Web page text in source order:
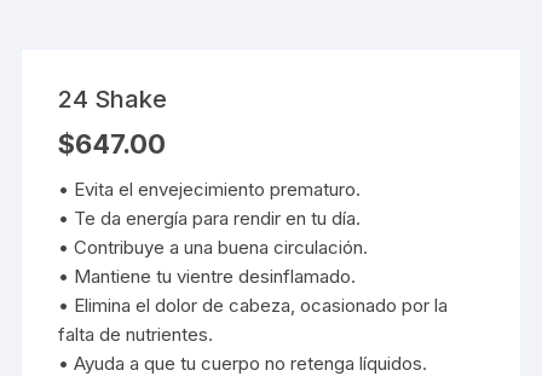
24 Shake
$647.00
• Evita el envejecimiento prematuro.
• Te da energía para rendir en tu día.
• Contribuye a una buena circulación.
• Mantiene tu vientre desinflamado.
• Elimina el dolor de cabeza, ocasionado por la
falta de nutrientes.
• Ayuda a que tu cuerpo no retenga líquidos.